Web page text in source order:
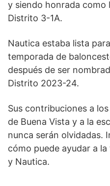
y siendo honrada como
Distrito 3-1A.
Nautica estaba lista
temporada de
después de ser
Distrito 2023-24.
Sus contribuciones a
de Buena Vista y a la
nunca serán olvidadas.
cómo puede ayudar a
y Nautica.